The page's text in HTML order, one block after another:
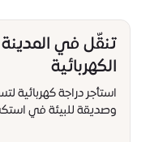
تنقّل في المدينة
الكهربائية
استأجر دراجة كهربائية
وصديقة للبيئة في